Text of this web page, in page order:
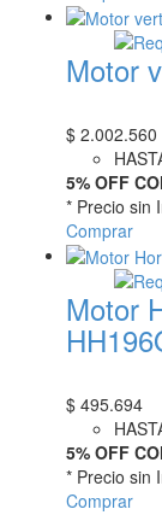
Motor
$ 2.002.560
5% OFF
* Precio sin
Comprar
Motor
$ 495.694
5% OFF
* Precio sin
Comprar